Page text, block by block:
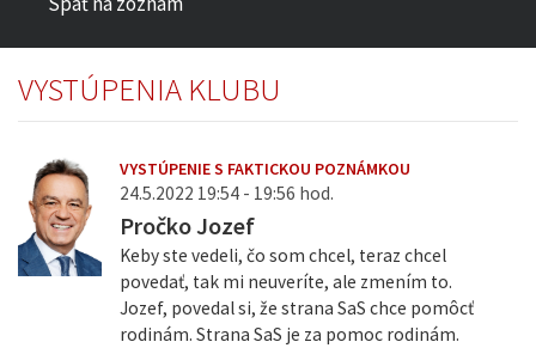
VYSTÚPENIA KLUBU
VYSTÚPENIE S FAKTICKOU POZNÁMKOU
24.5.2022 19:54 - 19:56 hod.
Pročko Jozef
Keby ste vedeli, čo som chcel, teraz chcel
povedať, tak mi neuveríte, ale zmením to.
Jozef, povedal si, že strana SaS chce pomôcť
rodinám. Strana SaS je za pomoc rodinám.